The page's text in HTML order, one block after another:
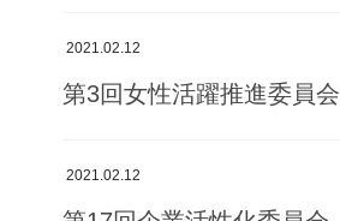
2021.02.12
第3回女性活躍推進委員会
2021.02.12